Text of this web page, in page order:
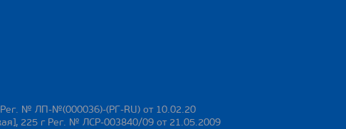
Рег. № ЛП-№(000036)-(РГ-RU) от 10.02.20
225 г Рег. № ЛСР-003840/09 от 21.05.2009